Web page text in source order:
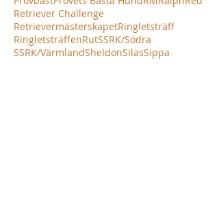
Retriever Challenge
RetrievermästerskapetRingletsträff
RingletsträffenRutSSRK/Södra
SSRK/VärmlandSheldonSilasSippa